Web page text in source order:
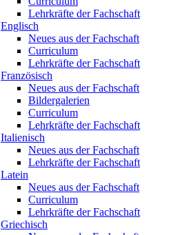
Lehrkräfte der Fachschaft
Englisch
Neues aus der Fachschaft
Curriculum
Lehrkräfte der Fachschaft
Französisch
Neues aus der Fachschaft
Bildergalerien
Curriculum
Lehrkräfte der Fachschaft
Italienisch
Neues aus der Fachschaft
Lehrkräfte der Fachschaft
Latein
Neues aus der Fachschaft
Curriculum
Lehrkräfte der Fachschaft
Griechisch